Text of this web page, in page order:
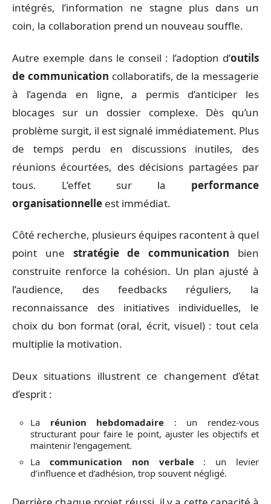
intégrés, l’information ne stagne plus dans un
coin, la collaboration prend un nouveau souffle.
Autre exemple dans le conseil : l’adoption d’outils
de communication collaboratifs, de la messagerie
à l’agenda en ligne, a permis d’anticiper les
blocages sur un dossier complexe. Dès qu’un
problème surgit, il est signalé immédiatement. Plus
de temps perdu en discussions inutiles, des
réunions écourtées, des décisions partagées par
tous. L’effet sur la performance
organisationnelle est immédiat.
Côté recherche, plusieurs équipes racontent à quel
point une stratégie de communication bien
construite renforce la cohésion. Un plan ajusté à
l’audience, des feedbacks réguliers, la
reconnaissance des initiatives individuelles, le
choix du bon format (oral, écrit, visuel) : tout cela
multiplie la motivation.
Deux situations illustrent ce changement d’état
d’esprit :
La réunion hebdomadaire : un rendez-vous
structurant pour faire le point, ajuster les objectifs et
maintenir l’engagement.
La communication non verbale: un levier
d’influence et d’adhésion, trop souvent négligé.